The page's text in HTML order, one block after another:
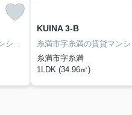
糸満市糸満のデザイナーズ賃貸マンション【ＭＡＣＨＩＴＡ ＢＬＤ】です♪敷金ナシ☆2階角部屋☆南向きベランダ☆インターネット無料☆屋内Ｐ1台無料☆ガス衣類乾燥機付☆糸満市・南部エリアの賃貸物件の探しは、物件情報満載のアイ・ホームをご利用下さい！
KUINA 3-B
糸満市字糸満
1LDK (34.96㎡)